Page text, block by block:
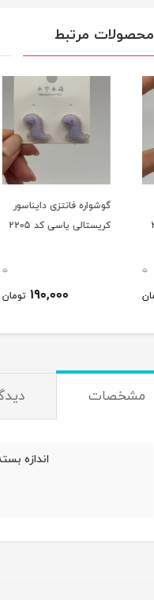
محصولات مرتبط
گوشواره فانتزی دایناسور
کریستالی یاسی کد 2205
190,000 تومان
مشخصات
اندازه